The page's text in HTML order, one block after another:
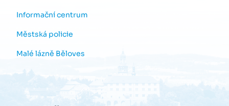
Informační centrum
Městská policie
Malé lázně Běloves